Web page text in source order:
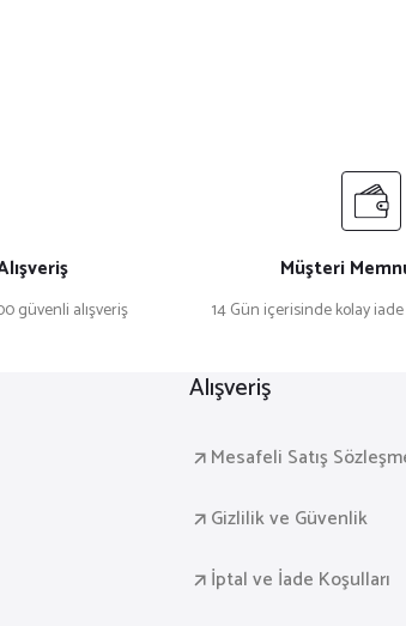
Sepete Ekle
Sepete Ekle
Dekoratif 3’lü Ahşap Tablo Seti | UV Baskı
güvenli alışveriş
Müşteri
14 Gün içerisinde kolay
Alışveriş
Mesafeli Satış
Gizlilik ve Güvenlik
İptal ve İade Koşulları